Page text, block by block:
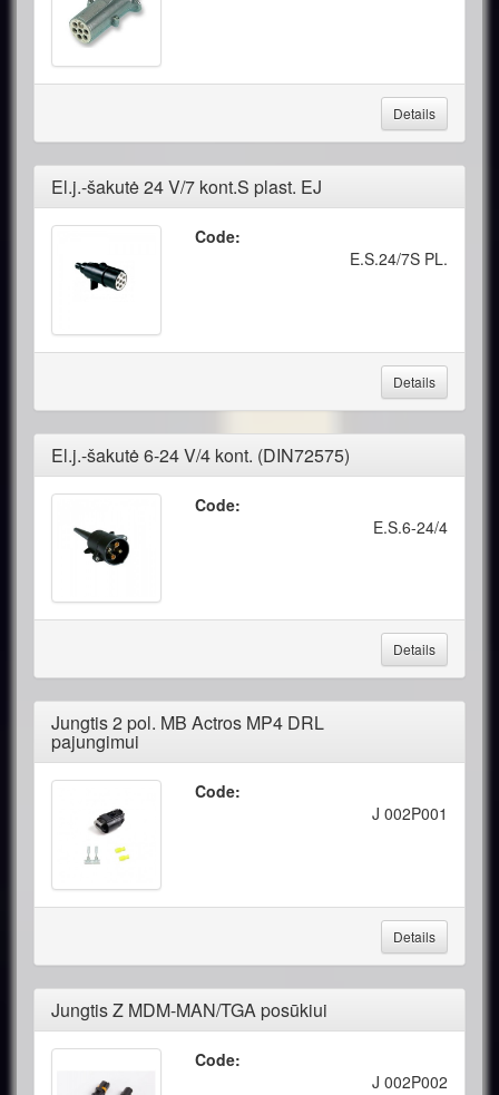
Details
El.j.-šakutė 24 V/7 kont.S plast. EJ
Code:
E.S.24/7S PL.
Details
El.j.-šakutė 6-24 V/4 kont. (DIN72575)
Code:
E.S.6-24/4
Details
Jungtis 2 pol. MB Actros MP4 DRL
pajungimui
Code:
J 002P001
Details
Jungtis Z MDM-MAN/TGA posūkiui
Code:
J 002P002